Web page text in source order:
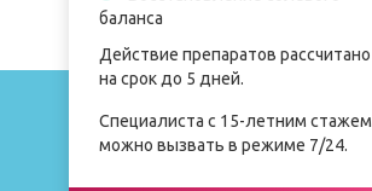
баланса
Действие препаратов рассчитано
на срок до 5 дней.
Специалиста с 15-летним стажем
можно вызвать в режиме 7/24.